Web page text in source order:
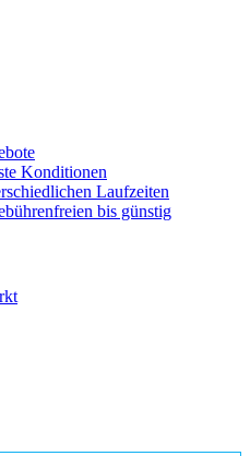
Konditionen
Laufzeiten
bis günstig